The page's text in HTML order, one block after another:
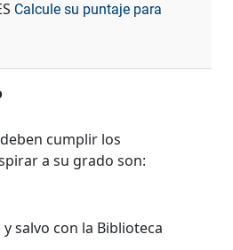
Calcule su puntaje para
cumplir los
a su grado son:
con la Biblioteca